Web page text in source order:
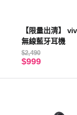
【限量出清】
無線藍牙耳機
$2,490
$999